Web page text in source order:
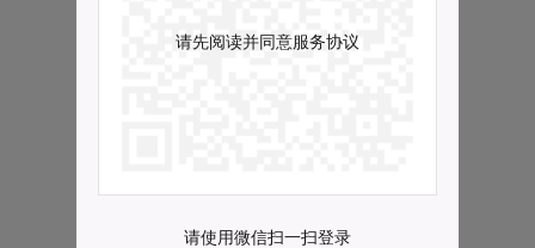
请先阅读并同意服务协议
请使用微信扫一扫登录